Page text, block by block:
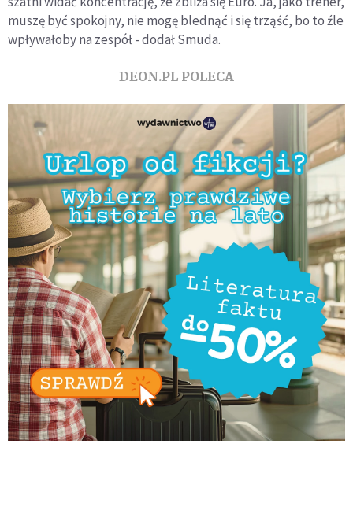
muszę być spokojny, nie mogę blednąć i się trząść, bo to źle
wpływałoby na zespół - dodał Smuda.
DEON.PL POLECA